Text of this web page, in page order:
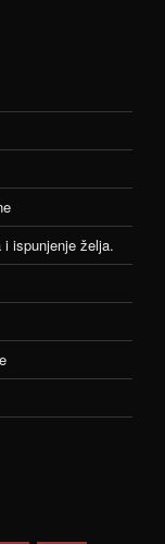
i ispunjenje želja.